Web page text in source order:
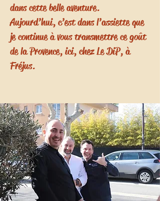
dans cette belle aventure.
Aujourd’hui, c’est dans l’assiette que
je continue à vous transmettre ce goût
de la Provence, ici, chez Le DiP, à
Fréjus.